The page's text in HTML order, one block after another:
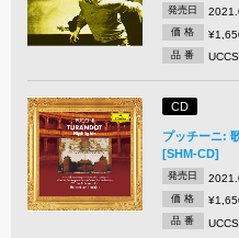
発売日
価 格
品 番
CD
プッチーニ:
[SHM-CD]
発売日
価 格
品 番